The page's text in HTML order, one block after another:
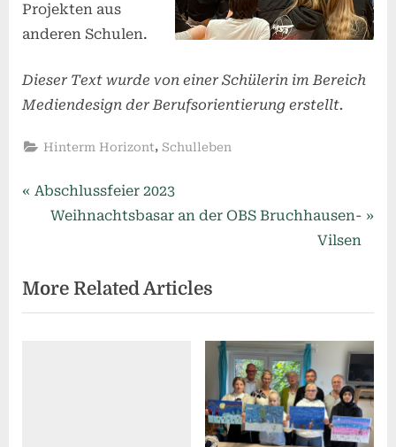
Projekten aus
anderen Schulen.
Dieser Text wurde von einer Schülerin im Bereich
Mediendesign der Berufsorientierung erstellt.
Hinterm Horizont, Schulleben
Beitragsnavigation
P
i
o
Abschlussfeier 2023
N
t
P
Weihnachtsbasar an der OBS Bruchhausen-
Vilsen
More Related Articles